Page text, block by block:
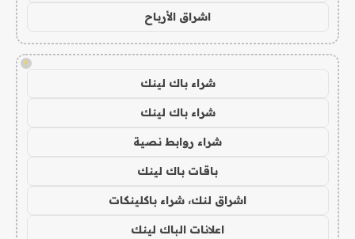
اشراق الأرباح
!
شراء باك لينك
شراء باك لينك
شراء روابط نصية
باقات باك لينك
اشراق لنك، شراء باكلينكات
اعلانات الباك لينك